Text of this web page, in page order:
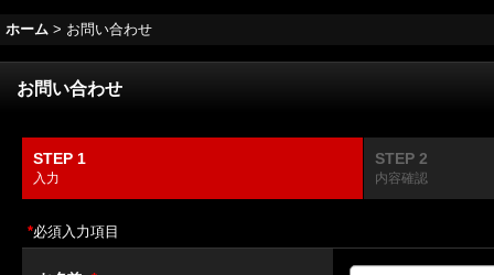
ホーム > お問い合わせ
お問い合わせ
STEP 1
入力
STEP 2
内容確認
*必須入力項目